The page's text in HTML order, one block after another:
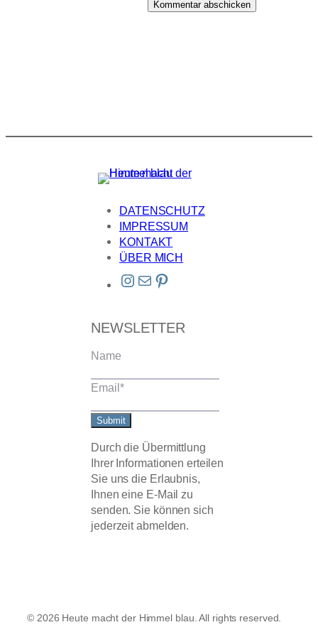
DATENSCHUTZ
IMPRESSUM
KONTAKT
ÜBER MICH
Instagram E-Mail Pinterest
NEWSLETTER
Name
Email*
Submit
Durch die Übermittlung
Ihrer Informationen erteilen
Sie uns die Erlaubnis,
Ihnen eine E-Mail zu
senden. Sie können sich
jederzeit abmelden.
© 2026 Heute macht der Himmel blau. All rights reserved.